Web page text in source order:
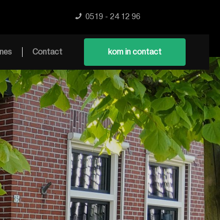
0519 - 24 12 96
Contact kom in contact